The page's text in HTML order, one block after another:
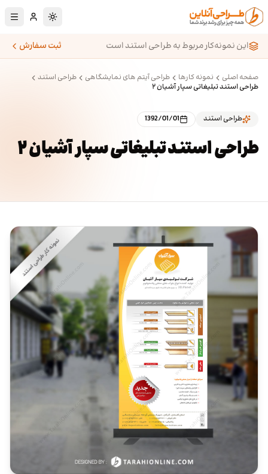
پرش به محتوای اصلی
تغییر به حالت
این نمونه‌کار مربوط به طراحی استند است
ثبت سفارش
صفحه اصلی نمونه کارها طراحی آیتم های نمایشگاهی
طراحی استند
طراحی استند تبلیغاتی سپار آشیان ۲
طراحی استند 1392/01/01
طراحی استند تبلیغاتی سپار آشیان ۲